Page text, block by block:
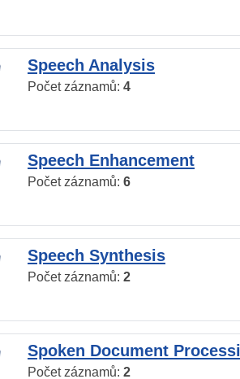
Speech Analysis
Počet záznamů: 4
Speech Enhancement
Počet záznamů: 6
Speech Synthesis
Počet záznamů: 2
Spoken Document
Počet záznamů: 2